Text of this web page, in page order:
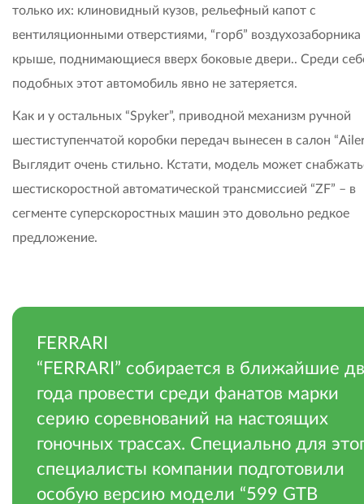
только их: клиновидный кузов, рельефный капот с
вентиляционными отверстиями, “горб” воздухозаборника
крыше, поднимающиеся вверх боковые двери.. Среди
подобных этот автомобиль явно не затеряется.
Как и у остальных “Spyker”, приводной механизм ручной
шестиступенчатой коробки передач вынесен в салон
Выглядит очень стильно. Кстати, модель может
шестискоростной автоматической трансмиссией “ZF” – в
сегменте суперскоростных машин это довольно редкое
предложение.
FERRARI
“FERRARI” собирается в ближайшие
года провести среди фанатов марки
серию соревнований на настоящих
гоночных трассах. Специально для
специалисты компании подготовили
особую версию модели “599 GTB